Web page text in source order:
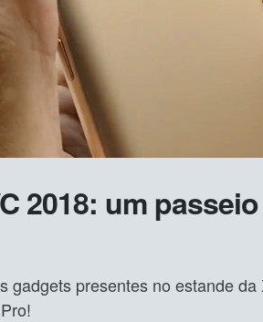
2018: um
gadgets presentes no estande